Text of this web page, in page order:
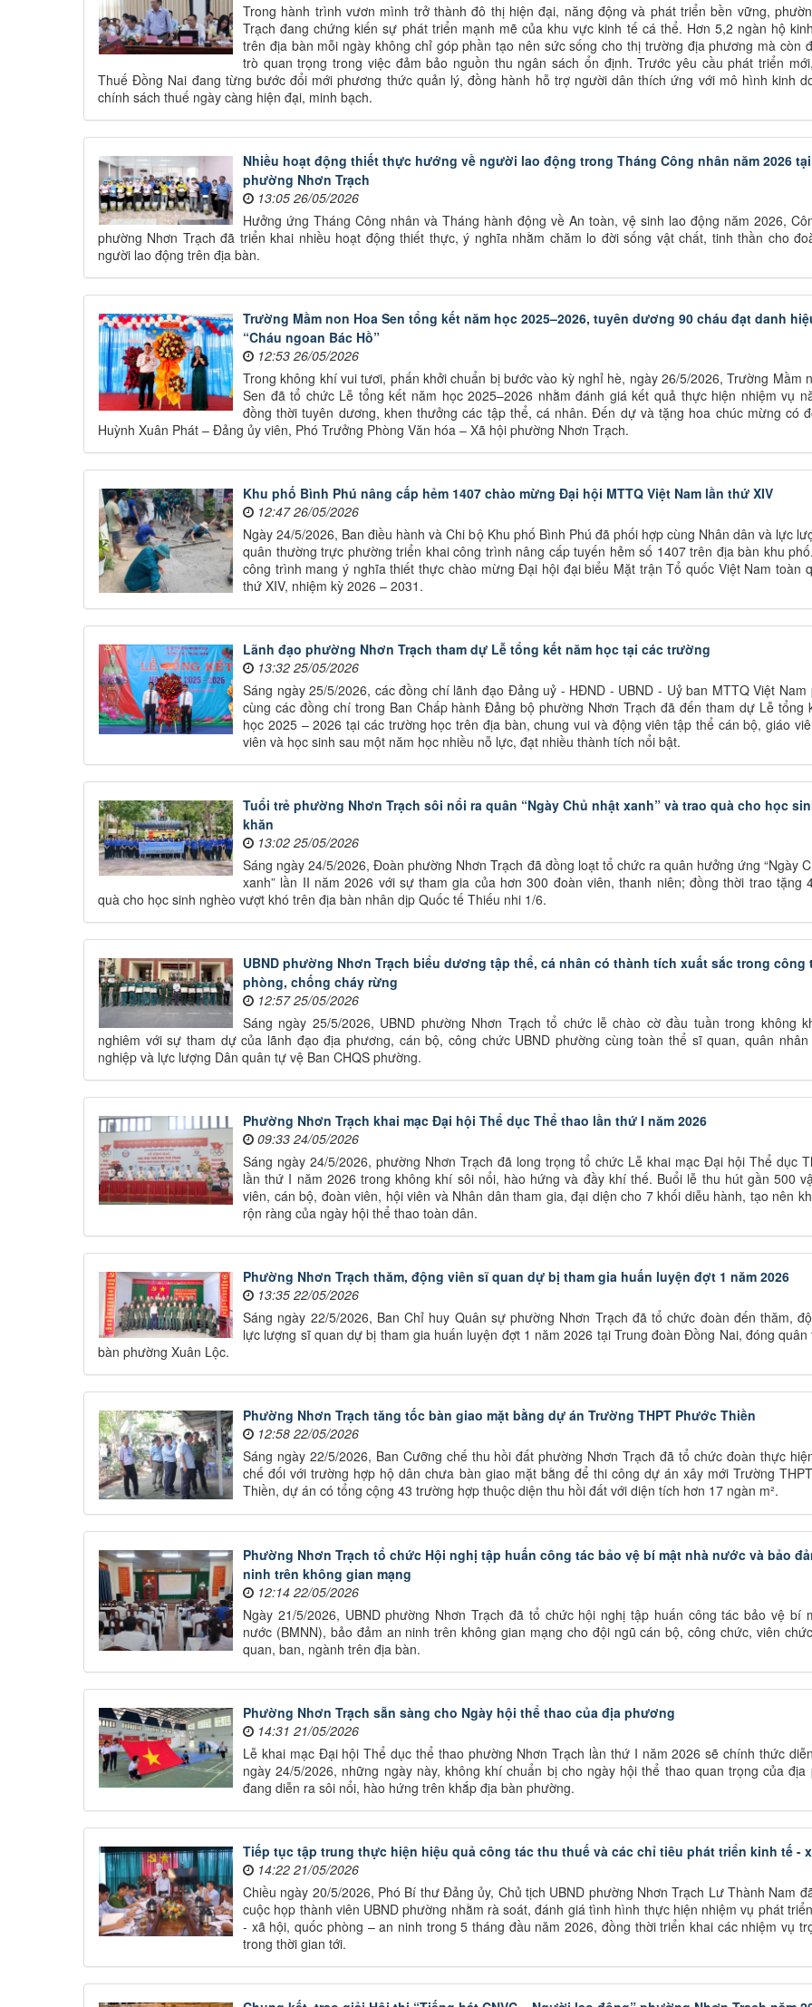
Trong hành trình vươn mình trở thành đô thị hiện đại, năng động và phát triển bền vững,
Trạch đang chứng kiến sự phát triển mạnh mẽ của khu vực kinh tế cá thể. Hơn 5,2 ngàn hộ
trên địa bàn mỗi ngày không chỉ góp phần tạo nên sức sống cho thị trường địa phương mà còn
trò quan trọng trong việc đảm bảo nguồn thu ngân sách ổn định. Trước yêu cầu phát triển
Thuế Đồng Nai đang từng bước đổi mới phương thức quản lý, đồng hành hỗ trợ người dân thích ứng với mô hình kinh
chính sách thuế ngày càng hiện đại, minh bạch.
Nhiều hoạt động thiết thực hướng về người lao động trong Tháng Công nhân năm 2026 tại
phường Nhơn Trạch
13:05 26/05/2026
Hưởng ứng Tháng Công nhân và Tháng hành động về An toàn, vệ sinh lao động năm 2026,
phường Nhơn Trạch đã triển khai nhiều hoạt động thiết thực, ý nghĩa nhằm chăm lo đời sống vật chất, tinh thần cho
người lao động trên địa bàn.
Trường Mầm non Hoa Sen tổng kết năm học 2025–2026, tuyên dương 90 cháu đạt danh
“Cháu ngoan Bác Hồ”
12:53 26/05/2026
Trong không khí vui tươi, phấn khởi chuẩn bị bước vào kỳ nghỉ hè, ngày 26/5/2026, Trường Mầm
Sen đã tổ chức Lễ tổng kết năm học 2025–2026 nhằm đánh giá kết quả thực hiện nhiệm vụ
đồng thời tuyên dương, khen thưởng các tập thể, cá nhân. Đến dự và tặng hoa chúc mừng có
Huỳnh Xuân Phát – Đảng ủy viên, Phó Trưởng Phòng Văn hóa – Xã hội phường Nhơn Trạch.
Khu phố Bình Phú nâng cấp hẻm 1407 chào mừng Đại hội MTTQ Việt Nam lần thứ XIV
12:47 26/05/2026
Ngày 24/5/2026, Ban điều hành và Chi bộ Khu phố Bình Phú đã phối hợp cùng Nhân dân và lực
quân thường trực phường triển khai công trình nâng cấp tuyến hẻm số 1407 trên địa bàn khu
công trình mang ý nghĩa thiết thực chào mừng Đại hội đại biểu Mặt trận Tổ quốc Việt Nam toàn
thứ XIV, nhiệm kỳ 2026 – 2031.
Lãnh đạo phường Nhơn Trạch tham dự Lễ tổng kết năm học tại các trường
13:32 25/05/2026
Sáng ngày 25/5/2026, các đồng chí lãnh đạo Đảng uỷ - HĐND - UBND - Uỷ ban MTTQ Việt Nam
cùng các đồng chí trong Ban Chấp hành Đảng bộ phường Nhơn Trạch đã đến tham dự Lễ tổng
học 2025 – 2026 tại các trường học trên địa bàn, chung vui và động viên tập thể cán bộ, giáo
viên và học sinh sau một năm học nhiều nỗ lực, đạt nhiều thành tích nổi bật.
Tuổi trẻ phường Nhơn Trạch sôi nổi ra quân “Ngày Chủ nhật xanh” và trao quà cho học
khăn
13:02 25/05/2026
Sáng ngày 24/5/2026, Đoàn phường Nhơn Trạch đã đồng loạt tổ chức ra quân hưởng ứng “Ngày
xanh” lần II năm 2026 với sự tham gia của hơn 300 đoàn viên, thanh niên; đồng thời trao tặng
quà cho học sinh nghèo vượt khó trên địa bàn nhân dịp Quốc tế Thiếu nhi 1/6.
UBND phường Nhơn Trạch biểu dương tập thể, cá nhân có thành tích xuất sắc trong công
phòng, chống cháy rừng
12:57 25/05/2026
Sáng ngày 25/5/2026, UBND phường Nhơn Trạch tổ chức lễ chào cờ đầu tuần trong không
nghiêm với sự tham dự của lãnh đạo địa phương, cán bộ, công chức UBND phường cùng toàn thể sĩ quan, quân nhân
nghiệp và lực lượng Dân quân tự vệ Ban CHQS phường.
Phường Nhơn Trạch khai mạc Đại hội Thể dục Thể thao lần thứ I năm 2026
09:33 24/05/2026
Sáng ngày 24/5/2026, phường Nhơn Trạch đã long trọng tổ chức Lễ khai mạc Đại hội Thể dục
lần thứ I năm 2026 trong không khí sôi nổi, hào hứng và đầy khí thế. Buổi lễ thu hút gần 500
viên, cán bộ, đoàn viên, hội viên và Nhân dân tham gia, đại diện cho 7 khối diễu hành, tạo nên
rộn ràng của ngày hội thể thao toàn dân.
Phường Nhơn Trạch thăm, động viên sĩ quan dự bị tham gia huấn luyện đợt 1 năm 2026
13:35 22/05/2026
Sáng ngày 22/5/2026, Ban Chỉ huy Quân sự phường Nhơn Trạch đã tổ chức đoàn đến thăm,
lực lượng sĩ quan dự bị tham gia huấn luyện đợt 1 năm 2026 tại Trung đoàn Đồng Nai, đóng quân
bàn phường Xuân Lộc.
Phường Nhơn Trạch tăng tốc bàn giao mặt bằng dự án Trường THPT Phước Thiền
12:58 22/05/2026
Sáng ngày 22/5/2026, Ban Cưỡng chế thu hồi đất phường Nhơn Trạch đã tổ chức đoàn thực
chế đối với trường hợp hộ dân chưa bàn giao mặt bằng để thi công dự án xây mới Trường
Thiền, dự án có tổng cộng 43 trường hợp thuộc diện thu hồi đất với diện tích hơn 17 ngàn m².
Phường Nhơn Trạch tổ chức Hội nghị tập huấn công tác bảo vệ bí mật nhà nước và bảo
ninh trên không gian mạng
12:14 22/05/2026
Ngày 21/5/2026, UBND phường Nhơn Trạch đã tổ chức hội nghị tập huấn công tác bảo vệ bí
nước (BMNN), bảo đảm an ninh trên không gian mạng cho đội ngũ cán bộ, công chức, viên
quan, ban, ngành trên địa bàn.
Phường Nhơn Trạch sẵn sàng cho Ngày hội thể thao của địa phương
14:31 21/05/2026
Lễ khai mạc Đại hội Thể dục thể thao phường Nhơn Trạch lần thứ I năm 2026 sẽ chính thức
ngày 24/5/2026, những ngày này, không khí chuẩn bị cho ngày hội thể thao quan trọng của địa
đang diễn ra sôi nổi, hào hứng trên khắp địa bàn phường.
Tiếp tục tập trung thực hiện hiệu quả công tác thu thuế và các chỉ tiêu phát triển kinh tế -
14:22 21/05/2026
Chiều ngày 20/5/2026, Phó Bí thư Đảng ủy, Chủ tịch UBND phường Nhơn Trạch Lư Thành Nam
cuộc họp thành viên UBND phường nhằm rà soát, đánh giá tình hình thực hiện nhiệm vụ phát
- xã hội, quốc phòng – an ninh trong 5 tháng đầu năm 2026, đồng thời triển khai các nhiệm vụ
trong thời gian tới.